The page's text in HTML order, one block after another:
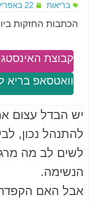
בריאות 22 באפריל 2018
הכתבות החזקות
וואטסאפ בריא
קבוצת
יש הבדל עצום
להתנהל נכון,
לשים לב מה
הנשימה.
אבל האם הקפדה